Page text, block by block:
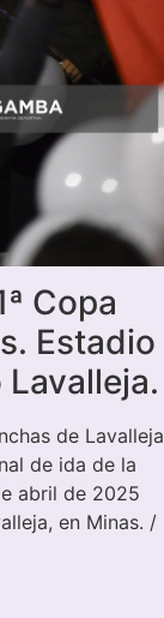
Copa
Estadio
de Lavalleja
de ida de la
abril de 2025
en Minas. /